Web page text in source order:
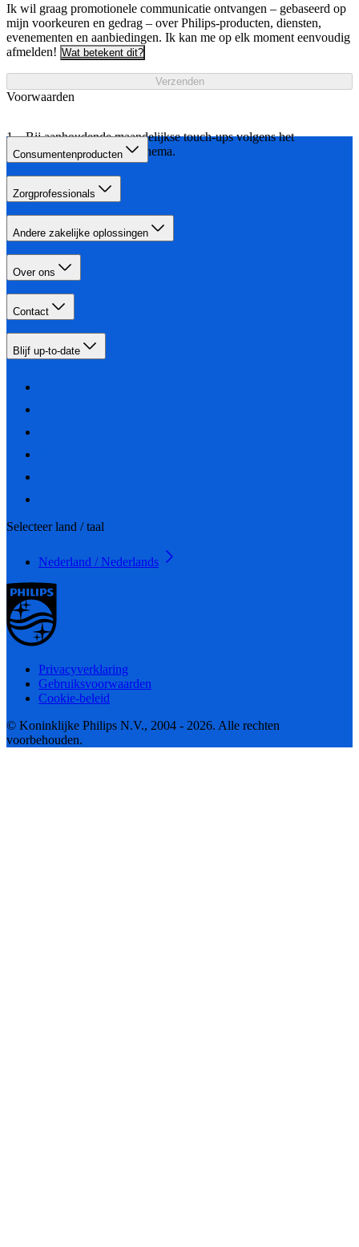
Ik wil graag promotionele communicatie ontvangen – gebaseerd op
mijn voorkeuren en gedrag – over Philips-producten, diensten,
evenementen en aanbiedingen. Ik kan me op elk moment eenvoudig
afmelden! Wat betekent dit?
Verzenden
Voorwaarden
Bij aanhoudende maandelijkse touch-ups volgens het
aangegeven behandelschema.
Consumentenproducten
Zorgprofessionals
Andere zakelijke oplossingen
Over ons
Contact
Blijf up-to-date
Selecteer land / taal
Nederland / Nederlands
Privacyverklaring
Gebruiksvoorwaarden
Cookie-beleid
© Koninklijke Philips N.V., 2004 - 2026. Alle rechten
voorbehouden.